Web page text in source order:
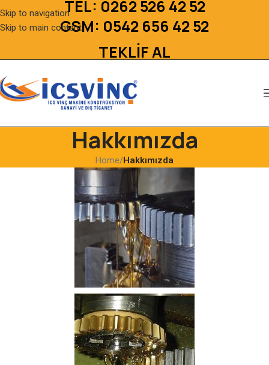
Skip to navigation
Skip to main content
TEL: 0262 526 42 52
GSM: 0542 656 42 52
TEKLİF AL
Hakkımızda
Home/Hakkımızda